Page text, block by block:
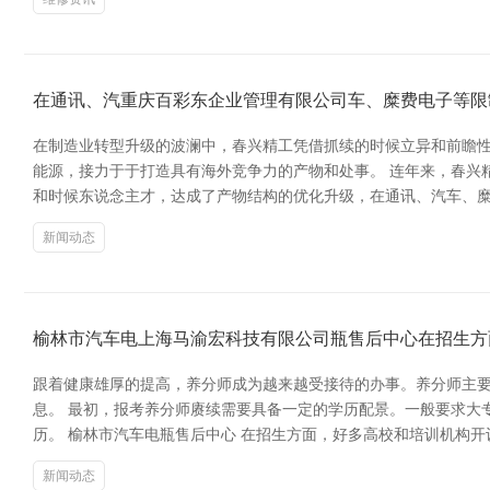
在通讯、汽重庆百彩东企业管理有限公司车、糜费电子等
在制造业转型升级的波澜中，春兴精工凭借抓续的时候立异和前
能源，接力于于打造具有海外竞争力的产物和处事。 连年来，春
和时候东说念主才，达成了产物结构的优化升级，在通讯、汽车、
新闻动态
榆林市汽车电上海马渝宏科技有限公司瓶售后中心在招生
跟着健康雄厚的提高，养分师成为越来越受接待的办事。养分师
息。 最初，报考养分师赓续需要具备一定的学历配景。一般要求
历。 榆林市汽车电瓶售后中心 在招生方面，好多高校和培训机构
新闻动态